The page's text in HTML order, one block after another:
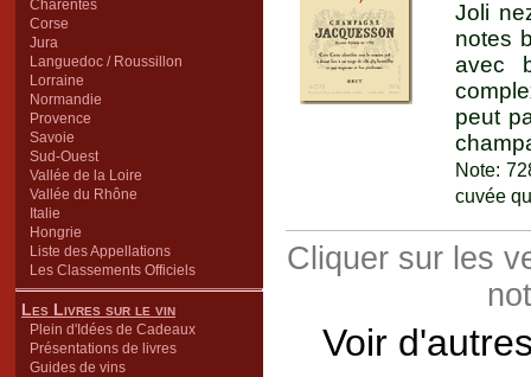
Charentes
Corse
Jura
Languedoc / Roussillon
Lorraine
Normandie
Provence
Savoie
Sud-Ouest
Vallée de la Loire
Vallée du Rhône
Italie
Hongrie
Liste des Appellations
Les Classements Officiels
Les Livres sur le vin
Plein d'Idées de Cadeaux
Présentations de livres
Guides de vins
Joli
notes
avec
peut
Note:
cuvée
Cliquer sur les
Voir